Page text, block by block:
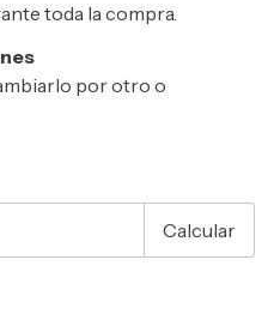
toda la compra.
por otro o
Calcular